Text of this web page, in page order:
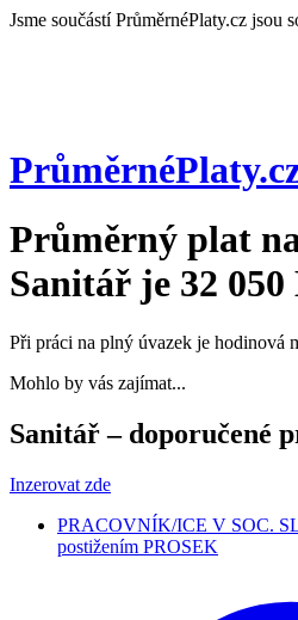
Jsme součástí PrůměrnéPlaty.cz jsou
PrůměrnéPlaty
Průměrný plat
Sanitář je 32
Při práci na plný úvazek je hodinová
Mohlo by vás zajímat...
Sanitář – doporučené
Inzerovat zde
PRACOVNÍK/ICE V SOC.
postižením PROSEK